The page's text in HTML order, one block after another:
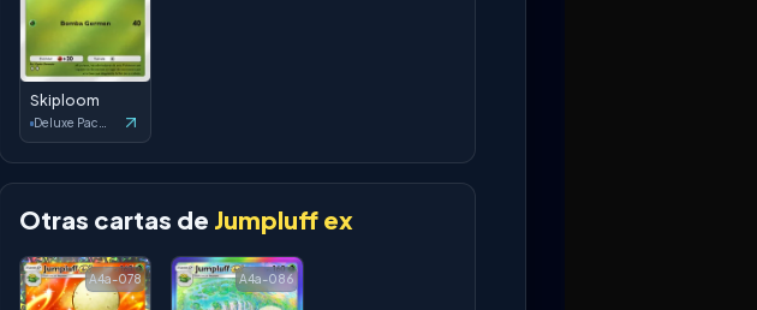
Skiploom
Otras cartas de Jumpluff ex
A4a-078 A4a-086